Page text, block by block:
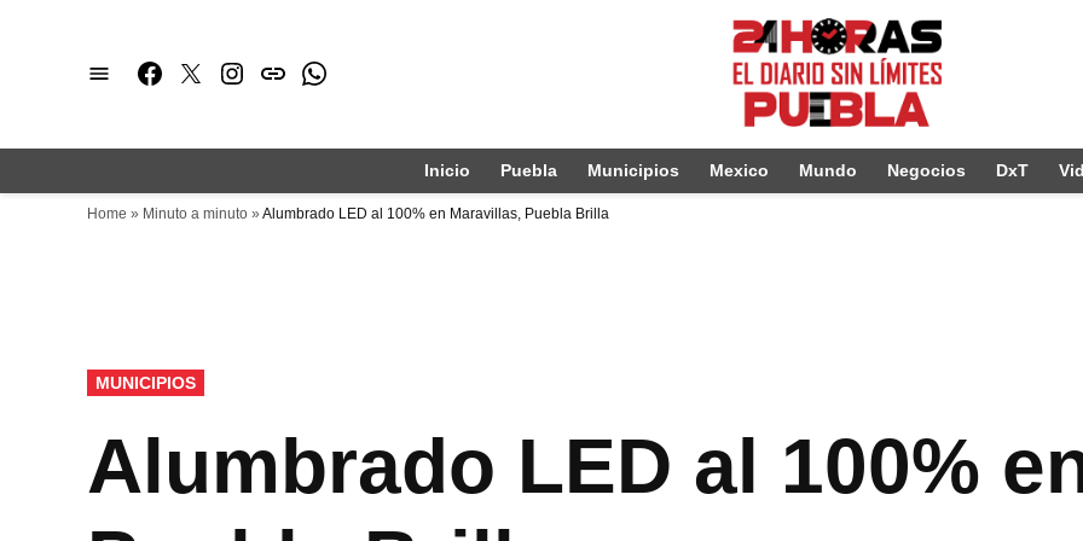
Facebook
TwitterInstagram
issuuWhatsapp
Inicio Puebla Municipios Mexico Mundo Negocios DxT
Home » Minuto a minuto » Alumbrado LED al 100% en Maravillas, Puebla Brilla
PUBLICADO
EN
MUNICIPIOS
Alumbrado LED al 100%